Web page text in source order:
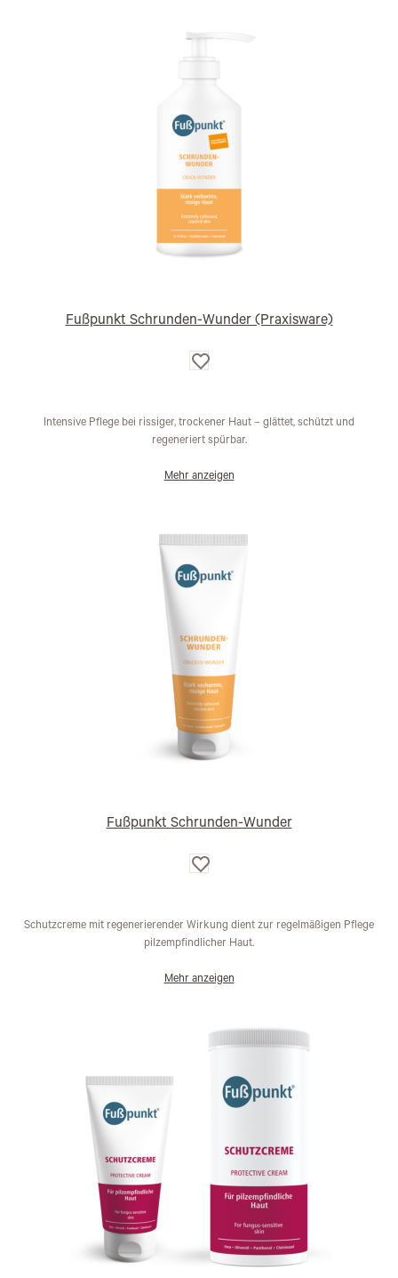
Fußpunkt Schrunden-Wunder (Praxisware)
Auf
die
Intensive Pflege bei rissiger, trockener Haut – glättet, schützt und
regeneriert spürbar.
Mehr anzeigen
Fußpunkt Schrunden-Wunder
Auf
die
Schutzcreme mit regenerierender Wirkung dient zur regelmäßigen Pflege
pilzempfindlicher Haut.
Mehr anzeigen